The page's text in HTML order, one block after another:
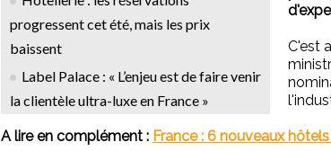
progressent cet été, mais les prix
baissent
Label Palace : « L’enjeu est de faire venir
la clientèle ultra-luxe en France »
C'est
A lire en complément : France : 6 nouveaux